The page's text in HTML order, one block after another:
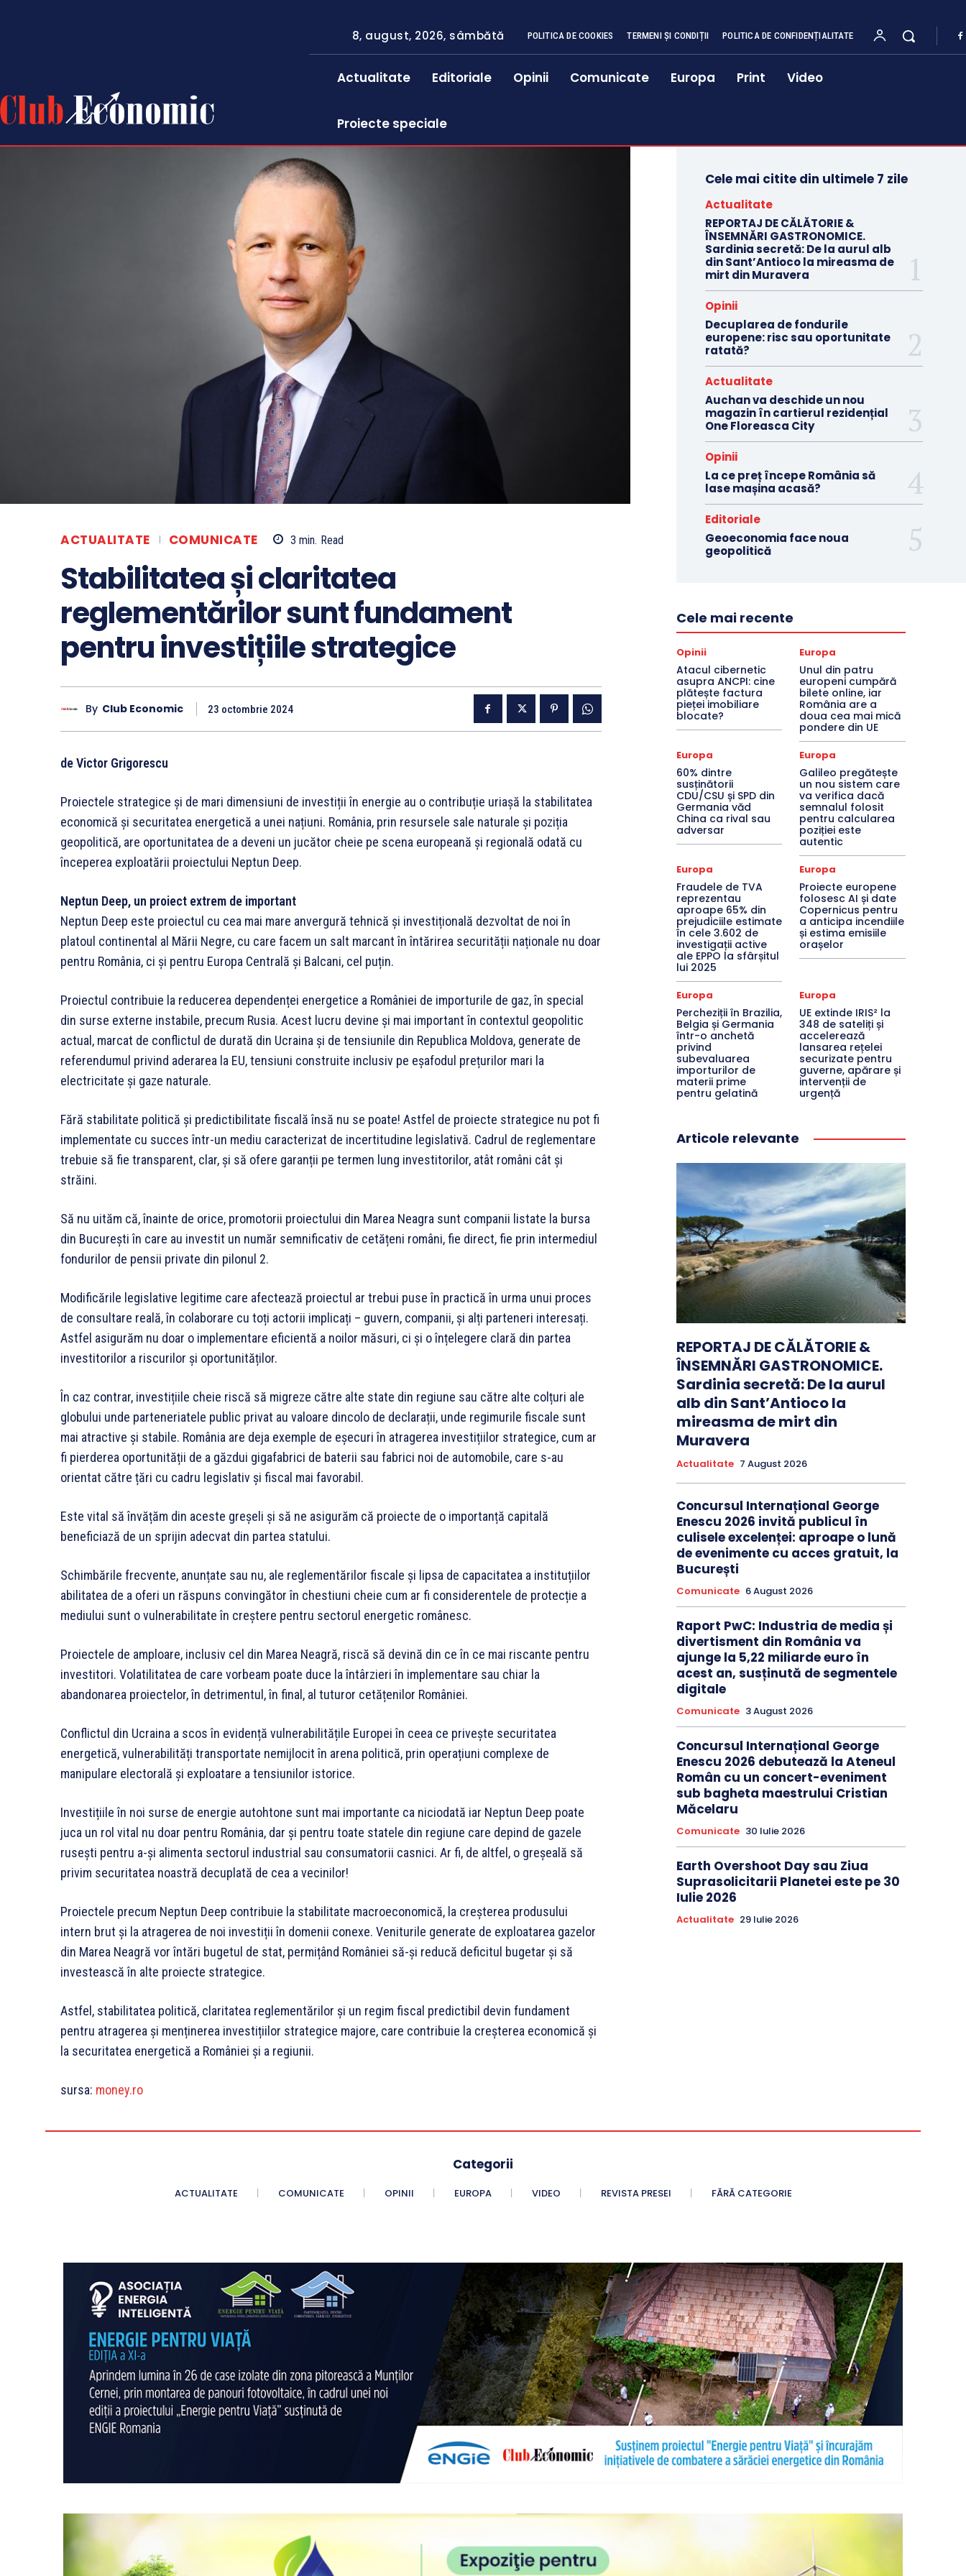
8, august, 2026, sâmbătă POLITICA DE COOKIES TERMENI ȘI CONDIȚII POLITICA DE CONFIDENȚIALITATE
Actualitate Editoriale Opinii Comunicate Europa Print Video
Proiecte speciale
ACTUALITATE COMUNICATE 3 min. Read
Stabilitatea și claritatea
reglementărilor sunt fundament
pentru investițiile strategice
By Club Economic 23 octombrie 2024
de Victor Grigorescu
Proiectele strategice și de mari dimensiuni de investiții în energie au o contribuție uriașă la stabilitatea
economică și securitatea energetică a unei națiuni. România, prin resursele sale naturale și poziția
geopolitică, are oportunitatea de a deveni un jucător cheie pe scena europeană și regională odată cu
începerea exploatării proiectului Neptun Deep.
Neptun Deep, un proiect extrem de important
Neptun Deep este proiectul cu cea mai mare anvergură tehnică și investițională dezvoltat de noi în
platoul continental al Mării Negre, cu care facem un salt marcant în întărirea securității naționale nu doar
pentru România, ci și pentru Europa Centrală și Balcani, cel puțin.
Proiectul contribuie la reducerea dependenței energetice a României de importurile de gaz, în special
din surse externe instabile, precum Rusia. Acest lucru devine și mai important în contextul geopolitic
actual, marcat de conflictul de durată din Ucraina și de tensiunile din Republica Moldova, generate de
referendumul privind aderarea la EU, tensiuni construite inclusiv pe eșafodul prețurilor mari la
electricitate și gaze naturale.
Fără stabilitate politică și predictibilitate fiscală însă nu se poate! Astfel de proiecte strategice nu pot fi
implementate cu succes într-un mediu caracterizat de incertitudine legislativă. Cadrul de reglementare
trebuie să fie transparent, clar, și să ofere garanții pe termen lung investitorilor, atât români cât și
străini.
Să nu uităm că, înainte de orice, promotorii proiectului din Marea Neagra sunt companii listate la bursa
din București în care au investit un număr semnificativ de cetățeni români, fie direct, fie prin intermediul
fondurilor de pensii private din pilonul 2.
Modificările legislative legitime care afectează proiectul ar trebui puse în practică în urma unui proces
de consultare reală, în colaborare cu toți actorii implicați – guvern, companii, și alți parteneri interesați.
Astfel asigurăm nu doar o implementare eficientă a noilor măsuri, ci și o înțelegere clară din partea
investitorilor a riscurilor și oportunităților.
În caz contrar, investițiile cheie riscă să migreze către alte state din regiune sau către alte colțuri ale
globului unde parteneriatele public privat au valoare dincolo de declarații, unde regimurile fiscale sunt
mai atractive și stabile. România are deja exemple de eșecuri în atragerea investițiilor strategice, cum ar
fi pierderea oportunității de a găzdui gigafabrici de baterii sau fabrici noi de automobile, care s-au
orientat către țări cu cadru legislativ și fiscal mai favorabil.
Este vital să învățăm din aceste greșeli și să ne asigurăm că proiecte de o importanță capitală
beneficiază de un sprijin adecvat din partea statului.
Schimbările frecvente, anunțate sau nu, ale reglementărilor fiscale și lipsa de capacitatea a instituțiilor
abilitatea de a oferi un răspuns convingător în chestiuni cheie cum ar fi considerentele de protecție a
mediului sunt o vulnerabilitate în creștere pentru sectorul energetic românesc.
Proiectele de amploare, inclusiv cel din Marea Neagră, riscă să devină din ce în ce mai riscante pentru
investitori. Volatilitatea de care vorbeam poate duce la întârzieri în implementare sau chiar la
abandonarea proiectelor, în detrimentul, în final, al tuturor cetățenilor României.
Conflictul din Ucraina a scos în evidență vulnerabilitățile Europei în ceea ce privește securitatea
energetică, vulnerabilități transportate nemijlocit în arena politică, prin operațiuni complexe de
manipulare electorală și exploatare a tensiunilor istorice.
Investițiile în noi surse de energie autohtone sunt mai importante ca niciodată iar Neptun Deep poate
juca un rol vital nu doar pentru România, dar și pentru toate statele din regiune care depind de gazele
rusești pentru a-și alimenta sectorul industrial sau consumatorii casnici. Ar fi, de altfel, o greșeală să
privim securitatea noastră decuplată de cea a vecinilor!
Proiectele precum Neptun Deep contribuie la stabilitate macroeconomică, la creșterea produsului
intern brut și la atragerea de noi investiții în domenii conexe. Veniturile generate de exploatarea gazelor
din Marea Neagră vor întări bugetul de stat, permițând României să-și reducă deficitul bugetar și să
investească în alte proiecte strategice.
Astfel, stabilitatea politică, claritatea reglementărilor și un regim fiscal predictibil devin fundament
pentru atragerea și menținerea investițiilor strategice majore, care contribuie la creșterea economică și
la securitatea energetică a României și a regiunii.
sursa: money.ro
Cele mai citite din ultimele 7 zile
Actualitate
REPORTAJ DE CĂLĂTORIE &
ÎNSEMNĂRI GASTRONOMICE.
Sardinia secretă: De la aurul alb
din Sant’Antioco la mireasma de
mirt din Muravera
Opinii
Decuplarea de fondurile
europene: risc sau oportunitate
ratată?
Actualitate
Auchan va deschide un nou
magazin în cartierul rezidențial
One Floreasca City
Opinii
La ce preț începe România să
lase mașina acasă?
Editoriale
Geoeconomia face noua
geopolitică
Cele mai recente
Opinii
Atacul cibernetic
asupra ANCPI: cine
plătește factura
pieței imobiliare
blocate?
Europa
Unul din patru
europeni cumpără
bilete online, iar
România are a
doua cea mai mică
pondere din UE
Europa
60% dintre
susținătorii
CDU/CSU și SPD din
Germania văd
China ca rival sau
adversar
Europa
Galileo pregătește
un nou sistem care
va verifica dacă
semnalul folosit
pentru calcularea
poziției este
autentic
Europa
Fraudele de TVA
reprezentau
aproape 65% din
prejudiciile estimate
în cele 3.602 de
investigații active
ale EPPO la sfârșitul
lui 2025
Europa
Proiecte europene
folosesc AI și date
Copernicus pentru
a anticipa incendiile
și estima emisiile
orașelor
Europa
Percheziții în Brazilia,
Belgia și Germania
într-o anchetă
privind
subevaluarea
importurilor de
materii prime
pentru gelatină
Europa
UE extinde IRIS² la
348 de sateliți și
accelerează
lansarea rețelei
securizate pentru
guverne, apărare și
intervenții de
urgență
Articole relevante
REPORTAJ DE CĂLĂTORIE &
ÎNSEMNĂRI GASTRONOMICE.
Sardinia secretă: De la aurul
alb din Sant’Antioco la
mireasma de mirt din
Muravera
Actualitate 7 August 2026
Concursul Internațional George
Enescu 2026 invită publicul în
culisele excelenței: aproape o lună
de evenimente cu acces gratuit, la
București
Comunicate 6 August 2026
Raport PwC: Industria de media și
divertisment din România va
ajunge la 5,22 miliarde euro în
acest an, susținută de segmentele
digitale
Comunicate 3 August 2026
Concursul Internațional George
Enescu 2026 debutează la Ateneul
Român cu un concert-eveniment
sub bagheta maestrului Cristian
Măcelaru
Comunicate 30 Iulie 2026
Earth Overshoot Day sau Ziua
Suprasolicitarii Planetei este pe 30
Iulie 2026
Actualitate 29 Iulie 2026
Categorii
ACTUALITATE COMUNICATE OPINII EUROPA VIDEO REVISTA PRESEI FĂRĂ CATEGORIE